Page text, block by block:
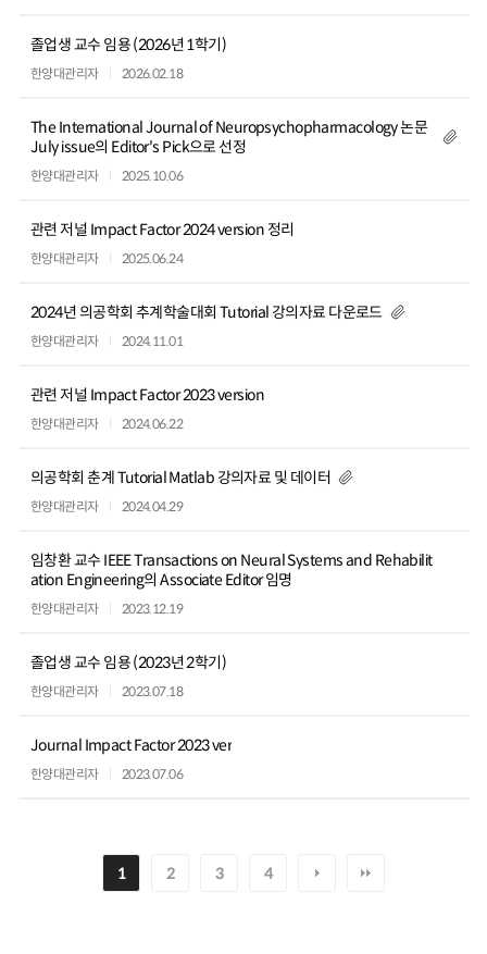
졸업생 교수 임용 (2026년 1학기)
한양대관리자 2026.02.18
The International Journal of Neuropsychopharmacology 논문
July issue의 Editor's Pick으로 선정
한양대관리자 2025.10.06
관련 저널 Impact Factor 2024 version 정리
한양대관리자 2025.06.24
2024년 의공학회 추계학술대회 Tutorial 강의자료 다운로드
한양대관리자 2024.11.01
관련 저널 Impact Factor 2023 version
한양대관리자 2024.06.22
의공학회 춘계 Tutorial Matlab 강의자료 및 데이터
한양대관리자 2024.04.29
임창환 교수 IEEE Transactions on Neural Systems and Rehabilit
ation Engineering의 Associate Editor 임명
한양대관리자 2023.12.19
졸업생 교수 임용 (2023년 2학기)
한양대관리자 2023.07.18
Journal Impact Factor 2023 ver
한양대관리자 2023.07.06
1 2 3 4